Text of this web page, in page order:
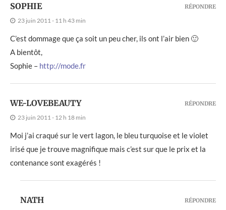
SOPHIE
23 juin 2011 - 11 h 43 min
C’est dommage que ça soit un peu cher, ils ont l’air bien 🙂
A bientôt,
Sophie – http://mode.fr
RÉPONDRE
WE-LOVEBEAUTY
23 juin 2011 - 12 h 18 min
Moi j’ai craqué sur le vert lagon, le bleu turquoise et le violet
irisé que je trouve magnifique mais c’est sur que le prix et la
contenance sont exagérés !
RÉPONDRE
NATH RÉPONDRE